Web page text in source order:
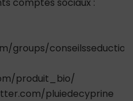
groups/
produit_bio/
pluiedecyprine